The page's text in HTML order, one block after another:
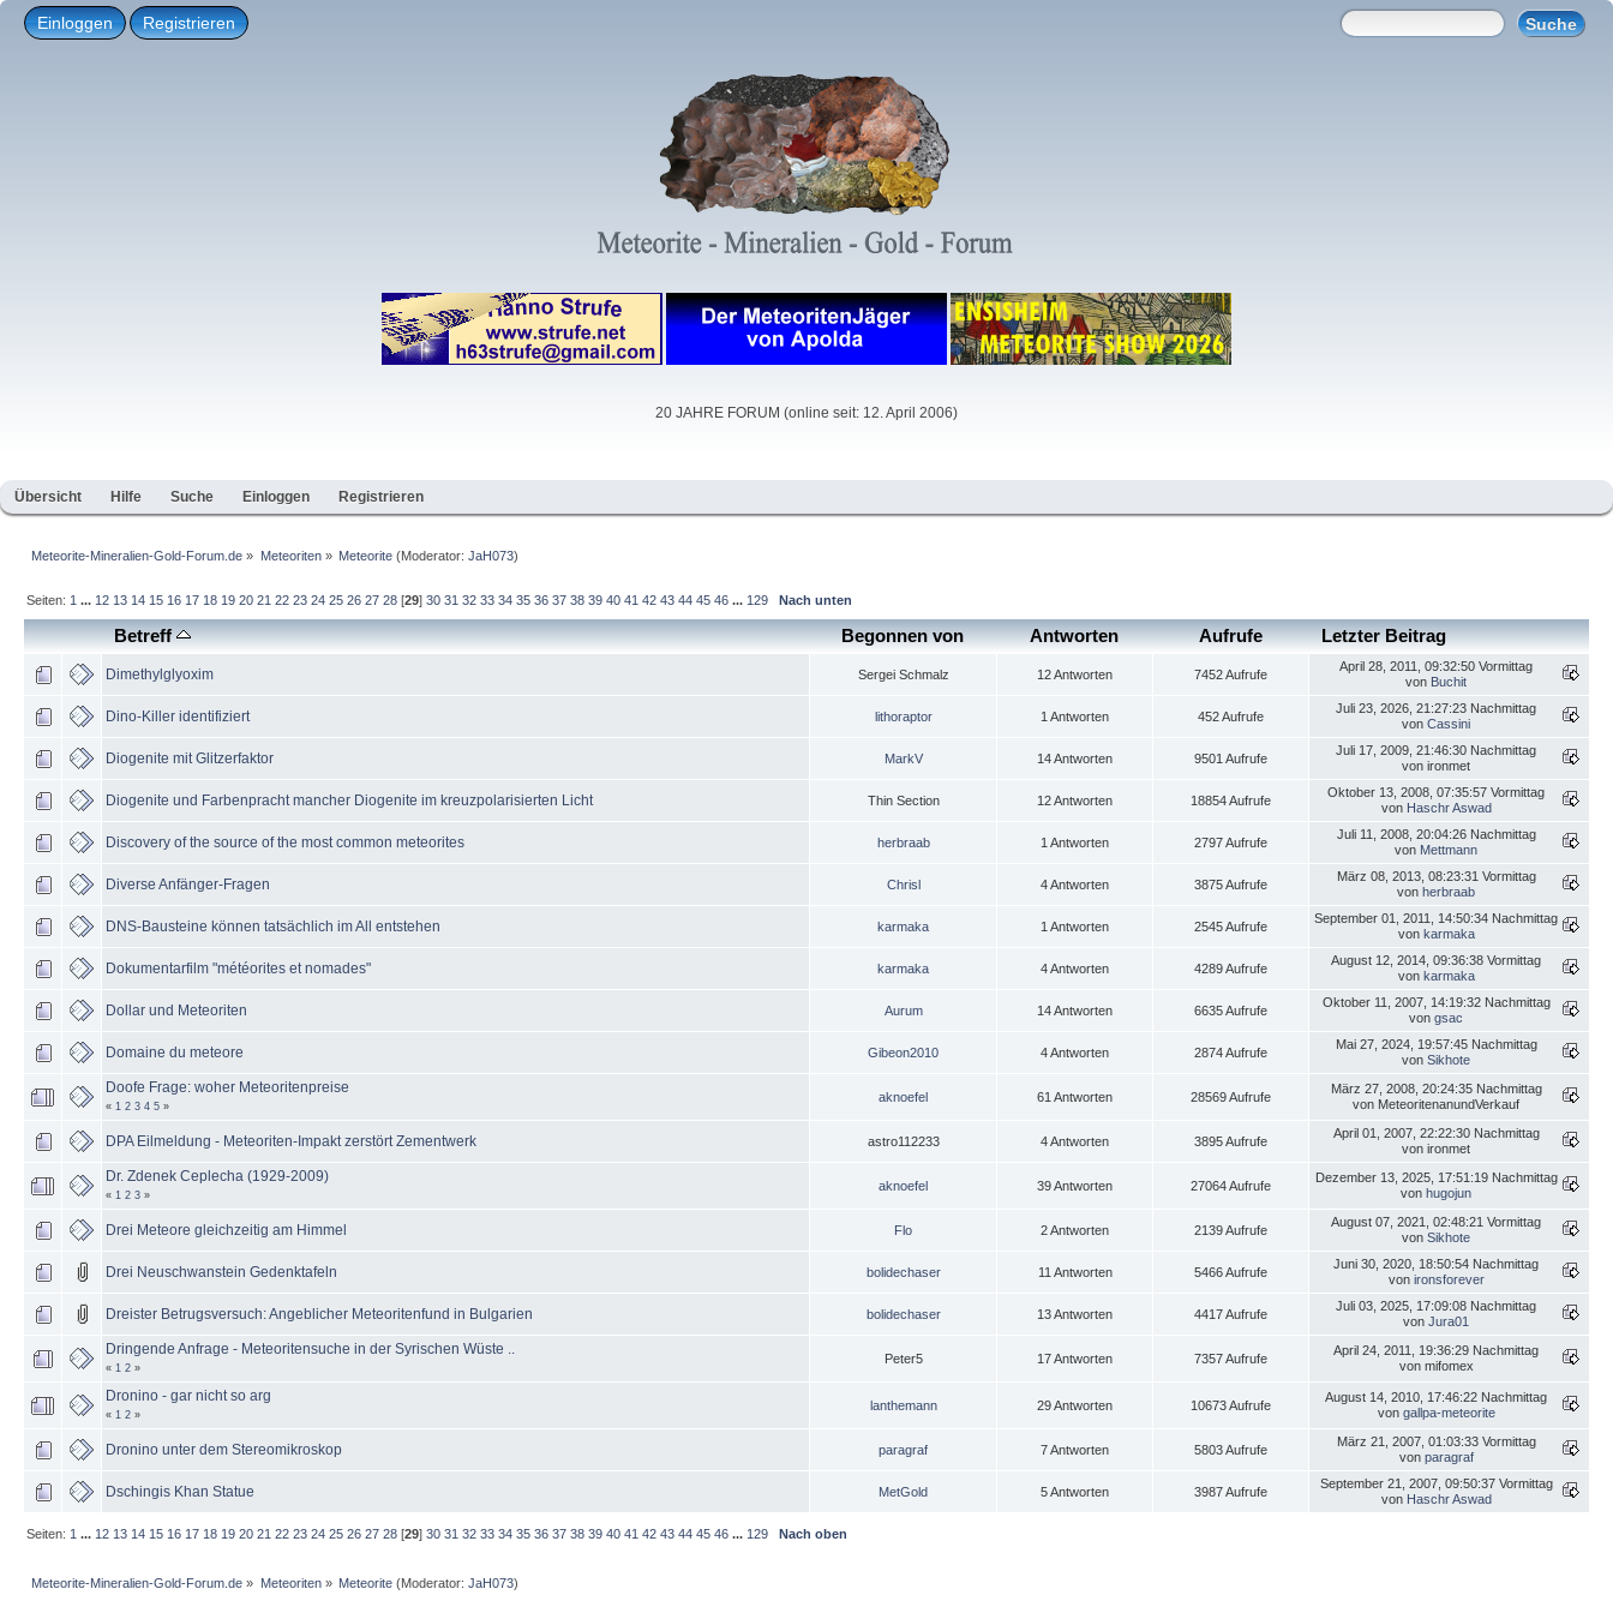
Einloggen Registrieren
20 JAHRE FORUM (online seit: 12. April 2006)
Übersicht Hilfe Suche Einloggen Registrieren
Meteorite-Mineralien-Gold-Forum.de » Meteoriten» Meteorite(Moderator: JaH073)
Seiten: 1 ... 12 13 14 15 16 17 18 19 20 21 22 23 24 25 26 27 28 [29]30 31 32 33 34 35 36 37 38 39 40 41 42 43 44 45 46 ... 129 Nach unten
Betreff Begonnen von Antworten Aufrufe Letzter Beitrag
Dimethylglyoxim Sergei Schmalz 12 Antworten 7452 Aufrufe
April 28, 2011, 09:32:50 Vormittag
von Buchit
Dino-Killer identifiziert lithoraptor 1 Antworten 452 Aufrufe
Juli 23, 2026, 21:27:23 Nachmittag
von Cassini
Diogenite mit Glitzerfaktor MarkV 14 Antworten 9501 Aufrufe
Juli 17, 2009, 21:46:30 Nachmittag
von ironmet
Diogenite und Farbenpracht mancher Diogenite im kreuzpolarisierten Licht Thin Section 12 Antworten 18854 Aufrufe
Oktober 13, 2008, 07:35:57 Vormittag
von Haschr Aswad
Discovery of the source of the most common meteorites herbraab 1 Antworten 2797 Aufrufe
Juli 11, 2008, 20:04:26 Nachmittag
von Mettmann
Diverse Anfänger-Fragen Chrisl 4 Antworten 3875 Aufrufe
März 08, 2013, 08:23:31 Vormittag
von herbraab
DNS-Bausteine können tatsächlich im All entstehen karmaka 1 Antworten 2545 Aufrufe
September 01, 2011, 14:50:34 Nachmittag
von karmaka
Dokumentarfilm "météorites et nomades" karmaka 4 Antworten 4289 Aufrufe
August 12, 2014, 09:36:38 Vormittag
von karmaka
Dollar und Meteoriten Aurum 14 Antworten 6635 Aufrufe
Oktober 11, 2007, 14:19:32 Nachmittag
von gsac
Domaine du meteore Gibeon2010 4 Antworten 2874 Aufrufe
Mai 27, 2024, 19:57:45 Nachmittag
von Sikhote
Doofe Frage: woher Meteoritenpreise
« 1 2 3 4 5 »
aknoefel 61 Antworten 28569 Aufrufe
März 27, 2008, 20:24:35 Nachmittag
von MeteoritenanundVerkauf
DPA Eilmeldung - Meteoriten-Impakt zerstört Zementwerk astro112233 4 Antworten 3895 Aufrufe
April 01, 2007, 22:22:30 Nachmittag
von ironmet
Dr. Zdenek Ceplecha (1929-2009)
« 1 2 3 »
aknoefel 39 Antworten 27064 Aufrufe
Dezember 13, 2025, 17:51:19 Nachmittag
von hugojun
Drei Meteore gleichzeitig am Himmel Flo 2 Antworten 2139 Aufrufe
August 07, 2021, 02:48:21 Vormittag
von Sikhote
Drei Neuschwanstein Gedenktafeln bolidechaser 11 Antworten 5466 Aufrufe
Juni 30, 2020, 18:50:54 Nachmittag
von ironsforever
Dreister Betrugsversuch: Angeblicher Meteoritenfund in Bulgarien bolidechaser 13 Antworten 4417 Aufrufe
Juli 03, 2025, 17:09:08 Nachmittag
von Jura01
Dringende Anfrage - Meteoritensuche in der Syrischen Wüste ..
« 1 2 »
Peter5 17 Antworten 7357 Aufrufe
April 24, 2011, 19:36:29 Nachmittag
von mifomex
Dronino - gar nicht so arg
« 1 2 »
lanthemann 29 Antworten 10673 Aufrufe
August 14, 2010, 17:46:22 Nachmittag
von gallpa-meteorite
Dronino unter dem Stereomikroskop paragraf 7 Antworten 5803 Aufrufe
März 21, 2007, 01:03:33 Vormittag
von paragraf
Dschingis Khan Statue MetGold 5 Antworten 3987 Aufrufe
September 21, 2007, 09:50:37 Vormittag
von Haschr Aswad
Seiten: 1 ... 12 13 14 15 16 17 18 19 20 21 22 23 24 25 26 27 28 [29]30 31 32 33 34 35 36 37 38 39 40 41 42 43 44 45 46 ... 129 Nach oben
Meteorite-Mineralien-Gold-Forum.de » Meteoriten» Meteorite(Moderator: JaH073)